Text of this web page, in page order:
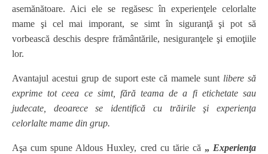
asemănătoare. Aici ele se regăsesc în experienţele celorlalte
mame şi cel mai imporant, se simt în siguranţă şi pot să
vorbească deschis despre frământările, nesiguranţele şi emoţiile
lor.
Avantajul acestui grup de suport este că mamele sunt libere să
exprime tot ceea ce simt, fără teama de a fi etichetate sau
judecate, deoarece se identifică cu trăirile şi experienţa
celorlalte mame din grup.
Aşa cum spune Aldous Huxley, cred cu tărie că „ Experienţa